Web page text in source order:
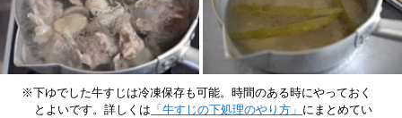
※下ゆでした牛すじは冷凍保存も可能。時間のある時にやっておく
とよいです。詳しくは 「牛すじの下処理のやり方」 にまとめてい